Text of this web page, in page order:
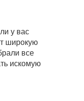
у вас
широкую
все
искомую